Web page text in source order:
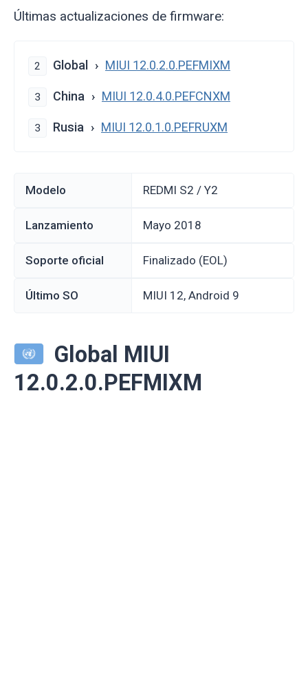
Últimas actualizaciones de firmware:
2 Global MIUI 12.0.2.0.PEFMIXM
3 China MIUI 12.0.4.0.PEFCNXM
3 Rusia MIUI 12.0.1.0.PEFRUXM
Modelo REDMI S2 / Y2
Lanzamiento mayo 2018
Soporte oficial Finalizado (EOL)
Último SO MIUI 12, Android 9
Global MIUI
12.0.2.0.PEFMIXM